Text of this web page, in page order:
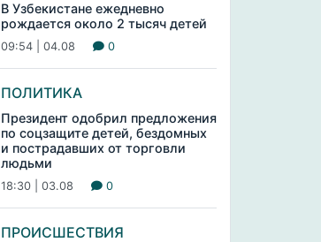
В Узбекистане ежедневно
рождается около 2 тысяч детей
09:54 | 04.08 0
ПОЛИТИКА
Президент одобрил предложения
по соцзащите детей, бездомных
и пострадавших от торговли
людьми
18:30 | 03.08 0
ПРОИСШЕСТВИЯ